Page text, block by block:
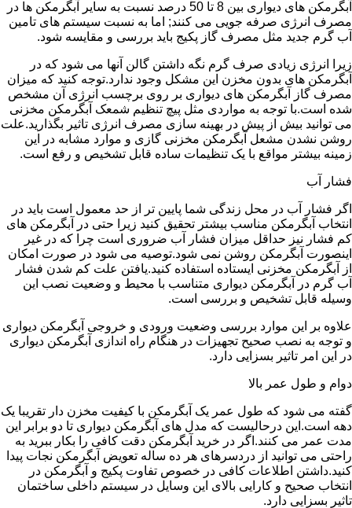
آبگرمکن های دیواری بین 8 تا 50 درصد نسبت به سایر آبگرمکن ها در
مصرف انرژی صرفه جویی می کنند; اما به نسبت سیستم های تامین
آب گرم جدید مثل مصرف گاز پکیج باید بررسی و مقایسه شود.
زیرا انرژی زیادی صرف گرم نگه داشتن گالن آنها می شود که در
آبگرمکن های بدون مخزن این مشکل وجود ندارد.توجه کنید که میزان
مصرف گاز آبگرمکن های دیواری بر روی برچسب انرژی آن مشخص
شده است.با توجه به مواردی مثل پیچ تنظیم شمعک آبگرمکن مخزنی
می توانید بیش از پیش در بهینه سازی مصرف انرژی تاثیر بگذارید.علت
روشن نشدن مشعل آبگرمکن مخزنی گازی و موارد مشابه در این
زمینه بیشتر مواقع با یک تنظیمات ساده قابل تشخیص و رفع است.
فشار آب
اگر فشار آب در محل زندگی شما پایین تر از حد معمول است باید در
انتخاب آبگرمکن مناسب بیشتر تحقیق کنید زیرا حتی در آبگرمکن های
کم فشار نیز حداقل میزان فشار آب ضروری است چرا که در غیر
اینصورت آبگرمکن روشن نمی شود.توصیه می شود در صورت امکان
از آبگرمکن مخزنی ایستاده استفاده کنید.یافتن علت کم شدن فشار
آب گرم در آبگرمکن دیواری متناسب با محیط و وضعیت نصب این
وسیله قابل تشخیص و بررسی است.
علاوه بر این موارد بررسی وضعیت ورودی و خروجی آبگرمکن دیواری
و توجه به نصب صحیح تجهیزات در هنگام راه اندازی آبگرمکن دیواری
در این امر تاثیر بسزایی دارد.
دوام و طول عمر بالا
گفته می شود که طول عمر یک آبگرمکن با کیفیت مخزن دار تقریبا یک
دهه است.این درحالیست که مدل های آبگرمکن دیواری تا دو برابر این
مدت عمر می کنند.اگر در خرید آبگرمکن دقت کافی را بکار ببرید به
راحتی می توانید از دردسرهای هر ده ساله تعویض آبگرمکن نجات پیدا
کنید.داشتن اطلاعات کافی در خصوص تفاوت پکیج و آبگرمکن در
انتخاب صحیح و کارایی بالای این وسایل در سیستم داخلی ساختمان
تاثیر بسزایی دارد.